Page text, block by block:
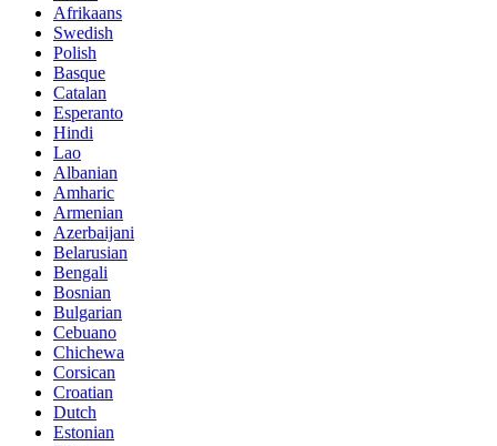
Afrikaans
Swedish
Polish
Basque
Catalan
Esperanto
Hindi
Lao
Albanian
Amharic
Armenian
Azerbaijani
Belarusian
Bengali
Bosnian
Bulgarian
Cebuano
Chichewa
Corsican
Croatian
Dutch
Estonian